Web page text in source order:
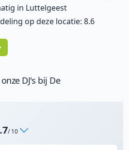
in Luttelgeest
op deze locatie: 8.6
DJ's bij De
/ 10